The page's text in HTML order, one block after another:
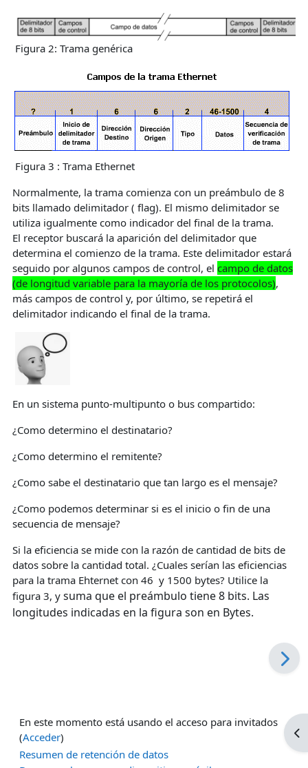
Figura 2: Trama genérica
Figura 3 : Trama Ethernet
Normalmente, la trama comienza con un preámbulo de 8
bits llamado delimitador ( flag). El mismo delimitador se
utiliza igualmente como indicador del final de la trama.
El receptor buscará la aparición del delimitador que
determina el comienzo de la trama. Este delimitador estará
seguido por algunos campos de control, el campo de datos
(de longitud variable para la mayoría de los protocolos),
más campos de control y, por último, se repetirá el
delimitador indicando el final de la trama.
En un sistema punto-multipunto o bus compartido:
¿Como determino el destinatario?
¿Como determino el remitente?
¿Como sabe el destinatario que tan largo es el mensaje?
¿Como podemos determinar si es el inicio o fin de una
secuencia de mensaje?
Si la eficiencia se mide con la razón de cantidad de bits de
datos sobre la cantidad total. ¿Cuales serían las eficiencias
para la trama Ehternet con 46 y 1500 bytes? Utilice la
figura 3, y suma que el preámbulo tiene 8 bits. Las
longitudes indicadas en la figura son en Bytes.
En este momento está usando el acceso para invitados
(Acceder)
Resumen de retención de datos